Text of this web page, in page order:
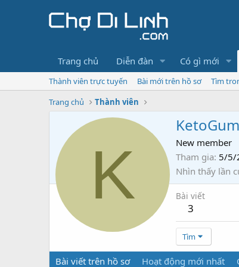
Trang chủ Diễn đàn Có gì mới
Thành viên trực tuyến Bài mới trên hồ sơ
Tìm
Trang chủ
Thành viên
K
New member
Tham gia 5/5/
Nhìn thấy lần
Bài viết
3
Tìm
Bài viết trên hồ sơ Hoạt động mới nhất